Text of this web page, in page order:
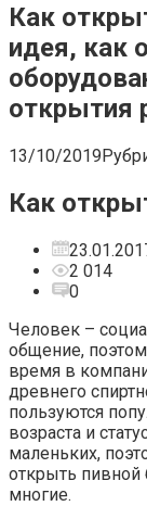
Как
идея, как
открытия
13/10/2019
Как
2 014
0
Человек –
общение,
время в
древнего
пользуются
возраста и
маленьких,
открыть пивной
многие.